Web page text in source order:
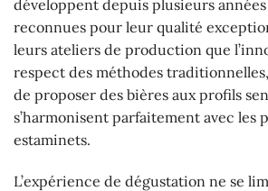
développent depuis plusieurs années
reconnues pour leur qualité
leurs ateliers de production que
respect des méthodes
de proposer des bières aux profils
s’harmonisent parfaitement avec les
estaminets.
L’expérience de dégustation ne se